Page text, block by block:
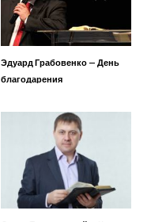
Эдуард Грабовенко — День
благодарения